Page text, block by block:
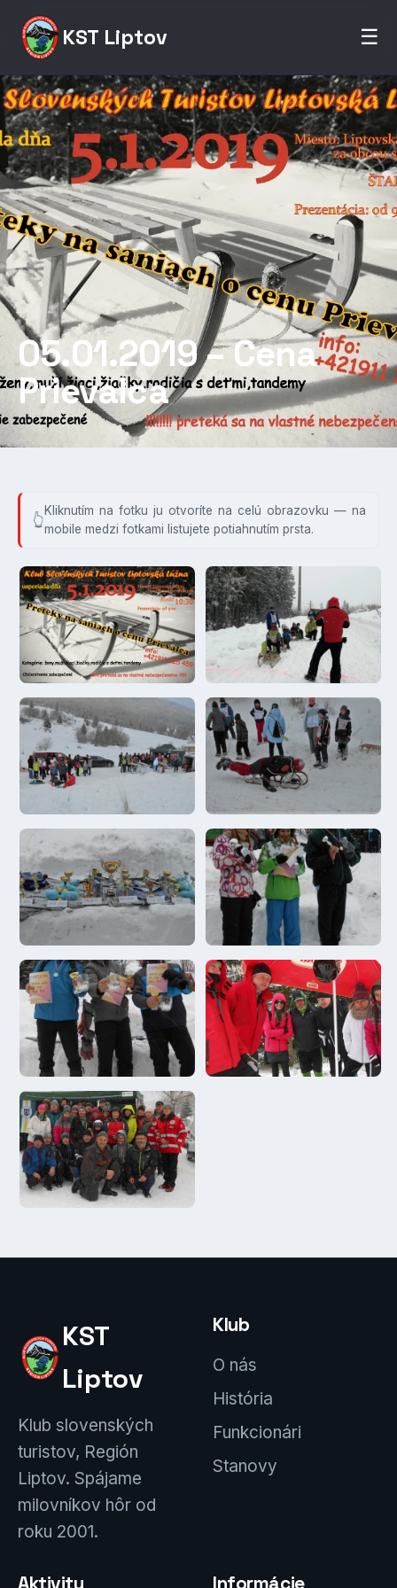
KST Liptov ☰
05.01.2019 – Cena
Prievalca
Kliknutím na fotku ju otvoríte na celú obrazovku — na
mobile medzi fotkami listujete potiahnutím prsta.
KST
Liptov
Klub slovenských
turistov, Región
Liptov. Spájame
milovníkov hôr od
roku 2001.
Klub
O nás
História
Funkcionári
Stanovy
Aktivity Informácie